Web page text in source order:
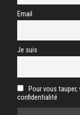
Email
Je suis
Pour vous
confidentialité